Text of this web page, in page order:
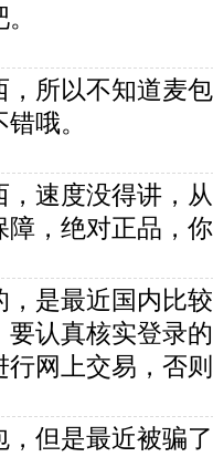
所以不知道麦
哦。
速度没得讲，
，绝对正品，
是最近国内比
认真核实登录
网上交易，否
但是最近被骗